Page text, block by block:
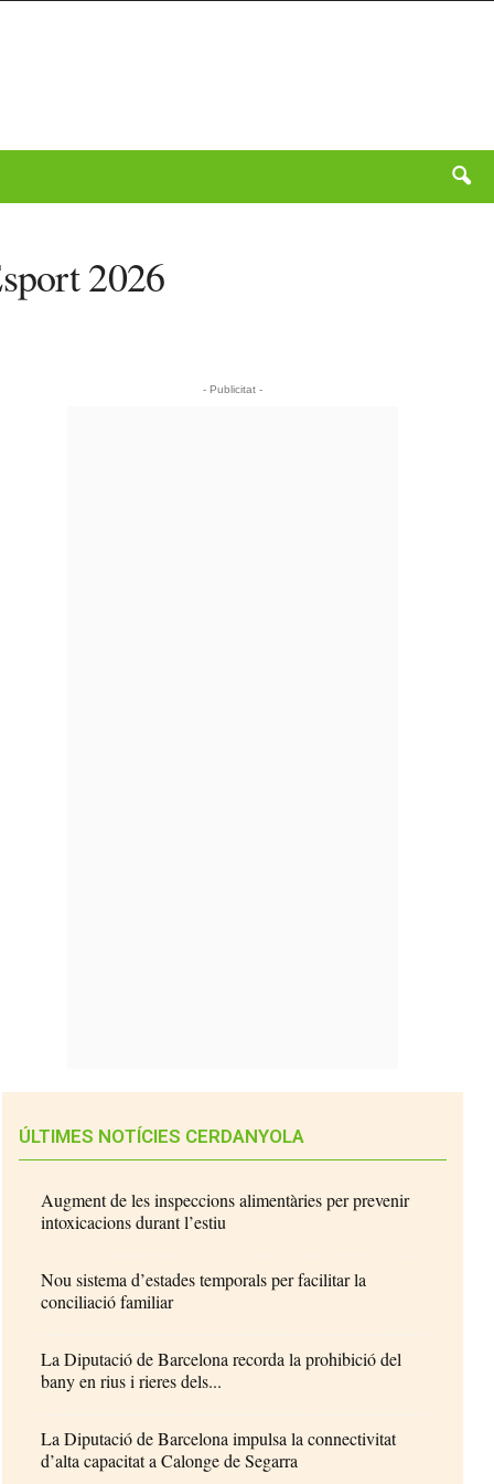
2026
- Publicitat -
ÚLTIMES NOTÍCIES CERDANYOLA
Augment de les inspeccions alimentàries per prevenir
intoxicacions durant l’estiu
Nou sistema d’estades temporals per facilitar la
conciliació familiar
La Diputació de Barcelona recorda la prohibició del
bany en rius i rieres dels...
La Diputació de Barcelona impulsa la connectivitat
d’alta capacitat a Calonge de Segarra